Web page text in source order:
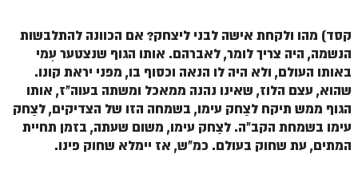
ספר הזוהר הקדוש כי תשא השקפה
ספר הזוהר הקדוש כי תשא מתקדמים
ספר הזוהר הקדוש ויקהל השקפה
ספר הזוהר הקדוש ויקהל מתקדמים
קסד) מהו ולקחת אישה לבני ליצחק? אם הכוונה להתלבשות
הנשמה, היה צריך לומר, לאברהם. אותו הגוף שנצטער עִמי
באותו העולם, ולא היה לו הנאה וכסוף בו, מפני יראת קונו.
שהוא, עצם הלוז, שאינו נהנה ממאכל ומשתה בעוה"ז, אותו
הגוף ממש תיקח לצַחק עימו, בשמחה הזו של הצדיקים, לצַחק
עימו בשמחת הקב"ה. לצַחק עימו, משום שעתה, בזמן תחיית
המתים, עת שחוק בעולם. כמ"ש, אז יימלא שחוק פינו.